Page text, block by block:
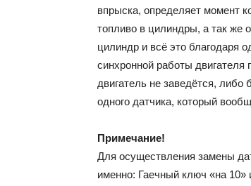
впрыска, определяет момент
топливо в цилиндры, а так же
цилиндр и всё это благодаря
синхронной работы двигателя
двигатель не заведётся,
одного датчика, который
Примечание!
Для осуществления замены
именно: Гаечный ключ «на 10»